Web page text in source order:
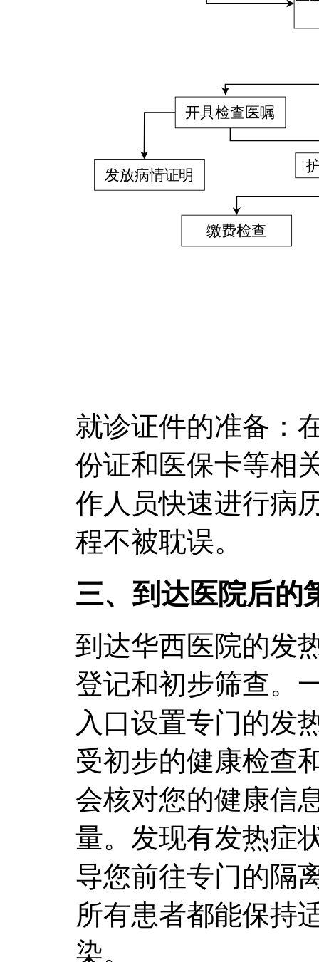
就诊证件的准备：
份证和医保卡等相
作人员快速进行病
程不被耽误。
三、到达医院后的
到达华西医院的发
登记和初步筛查。
入口设置专门的发
受初步的健康检查
会核对您的健康信
量。发现有发热症
导您前往专门的隔
所有患者都能保持
染。